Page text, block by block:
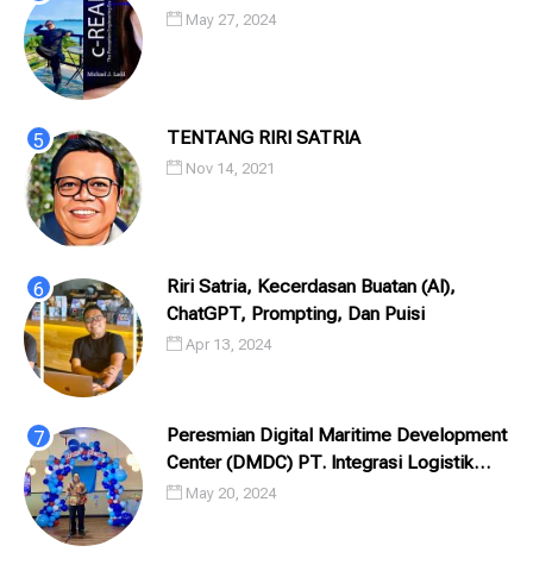
May 27, 2024
TENTANG RIRI SATRIA
Nov 14, 2021
Riri Satria, Kecerdasan Buatan (AI),
ChatGPT, Prompting, Dan Puisi
Apr 13, 2024
Peresmian Digital Maritime Development
Center (DMDC) PT. Integrasi Logistik
Cipta Solusi (ILCS) / Pelindo Solusi
May 20, 2024